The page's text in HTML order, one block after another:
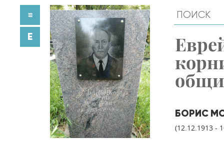
БОРИС
(12.12.1913 -
≡
E